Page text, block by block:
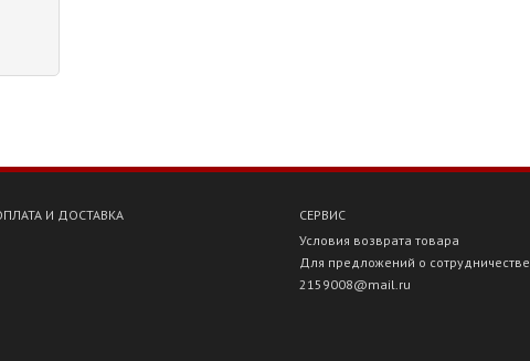
И ДОСТАВКА
СЕРВИС
Условия возврата товара
Для предложений о сотрудничестве
2159008@mail.ru